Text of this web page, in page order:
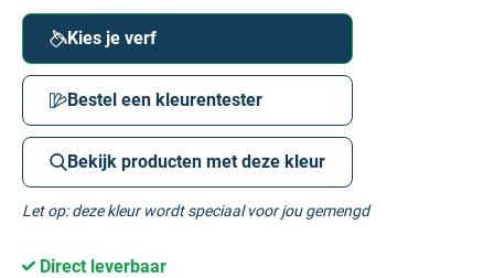
Kies je verf
Bestel een kleurentester
Bekijk producten met deze kleur
Let op: deze kleur wordt speciaal voor jou gemengd
Direct leverbaar